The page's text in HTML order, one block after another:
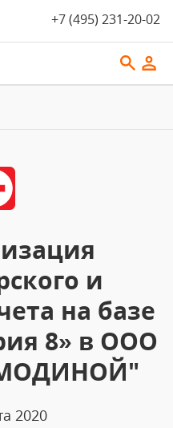
+7 (495) 231-20-02
и
на базе
8» в ООО
2020